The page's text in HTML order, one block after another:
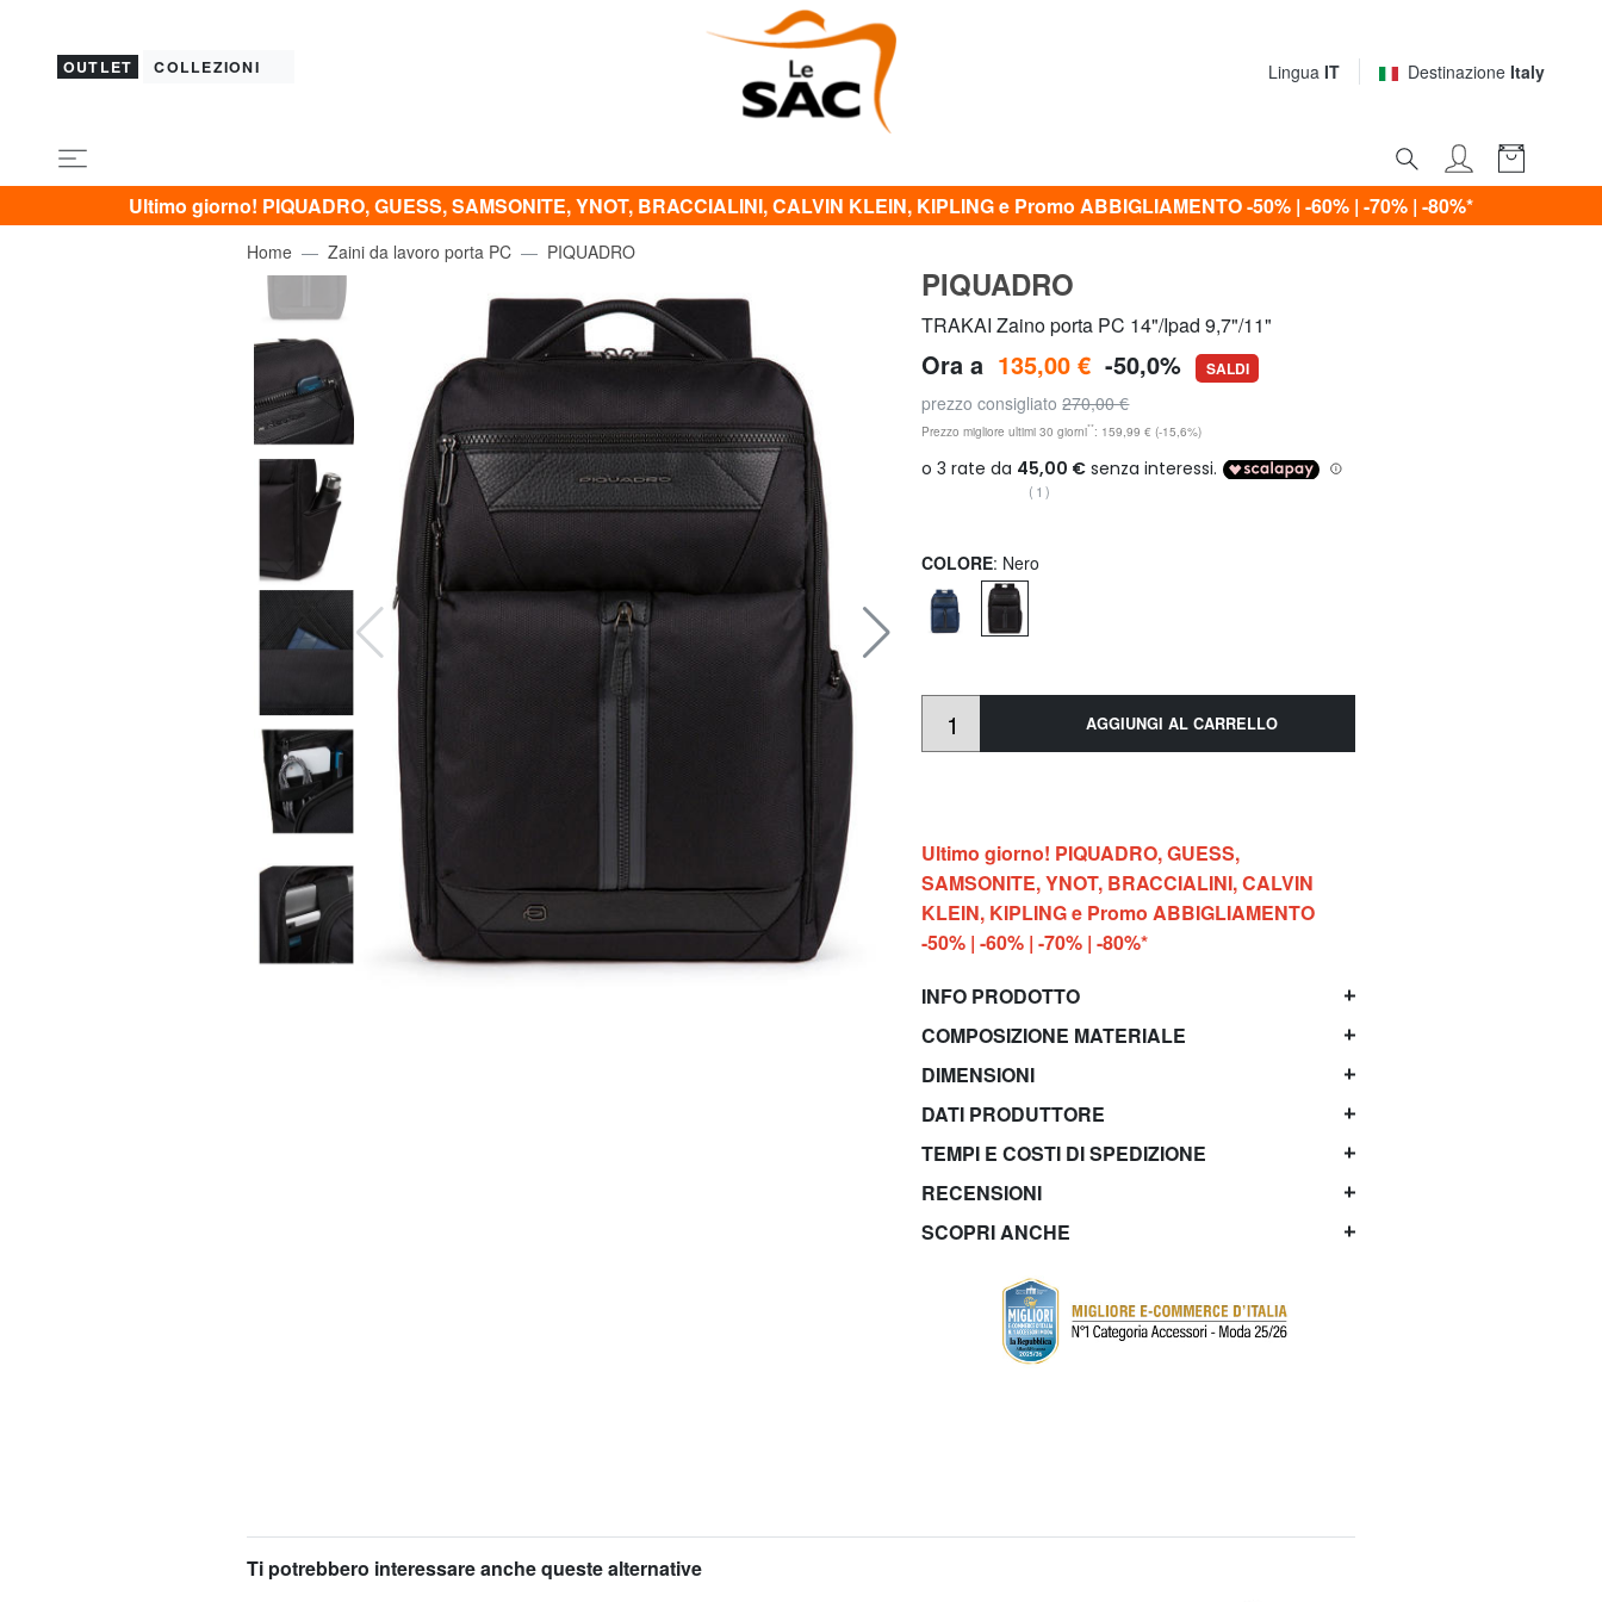
OUTLET COLLEZIONI Lingua IT Destinazione Italy
Ultimo giorno! PIQUADRO, GUESS, SAMSONITE, YNOT, BRACCIALINI, CALVIN KLEIN, KIPLING e Promo ABBIGLIAMENTO -50% | -60% | -70% | -80%*
Home Zaini da lavoro porta PC PIQUADRO
PIQUADRO
TRAKAI Zaino porta PC 14"/Ipad 9,7"/11"
Ora a 135,00 € -50,0% SALDI
prezzo consigliato270,00 €
Prezzo migliore ultimi 30 giorni**: 159,99 € (-15,6%)
(1)
COLORE: Nero
AGGIUNGI AL CARRELLO
Ultimo giorno! PIQUADRO, GUESS,
SAMSONITE, YNOT, BRACCIALINI, CALVIN
KLEIN, KIPLING e Promo ABBIGLIAMENTO
-50% | -60% | -70% | -80%*
INFO PRODOTTO
COMPOSIZIONE MATERIALE
DIMENSIONI
DATI PRODUTTORE
TEMPI E COSTI DI SPEDIZIONE
RECENSIONI
SCOPRI ANCHE
Ti potrebbero interessare anche queste alternative